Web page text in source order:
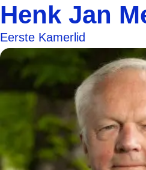
Henk Jan
Eerste Kamerlid